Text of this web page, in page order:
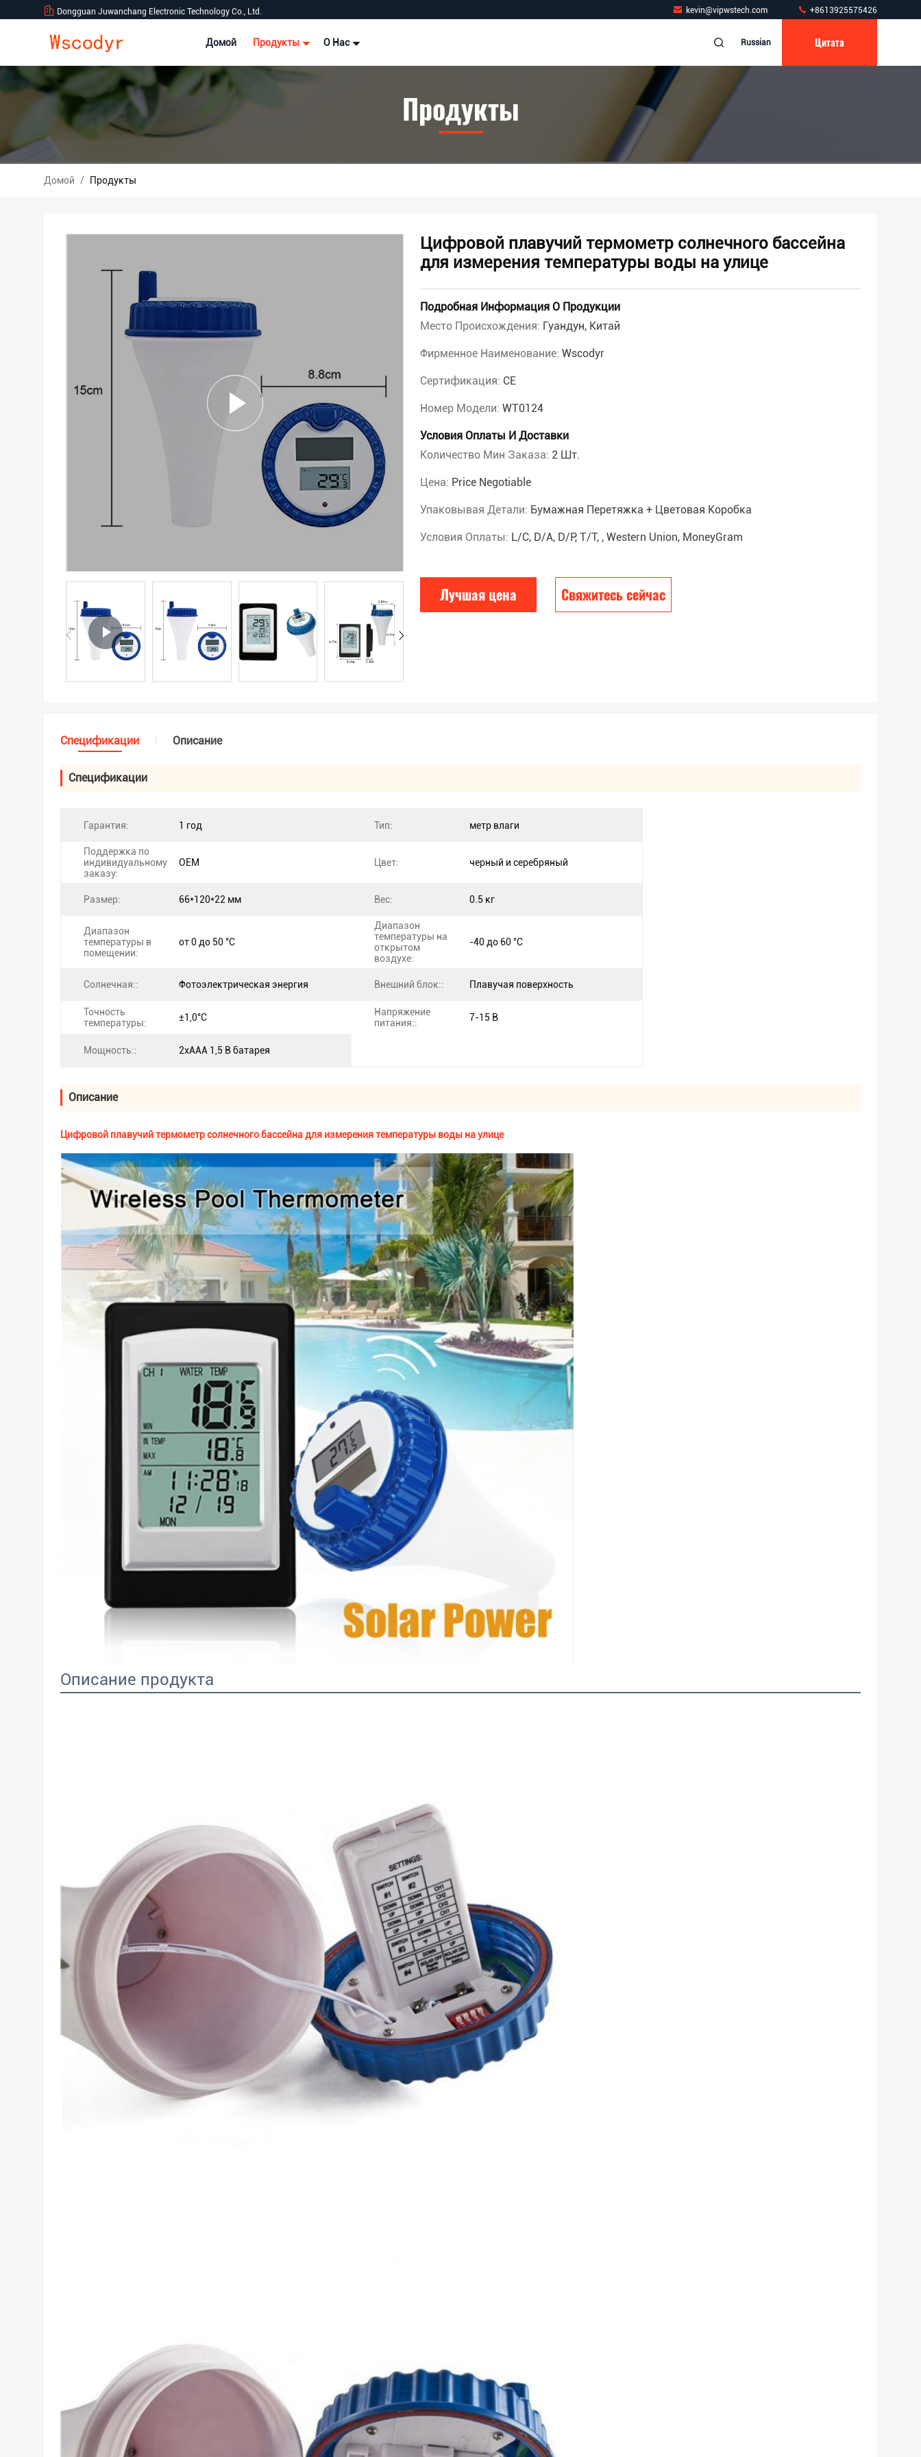
Dongguan Juwanchang Electronic Technology Co., Ltd. kevin@vipwstech.com +8613925575426
Домой Продукты О Нас Russian Цитата
Продукты
Домой / Продукты
Цифровой плавучий термометр солнечного бассейна
для измерения температуры воды на улице
Подробная Информация О Продукции
Место Происхождения: Гуандун, Китай
Фирменное Наименование: Wscodyr
Сертификация: CE
Номер Модели: WT0124
Условия Оплаты И Доставки
Количество Мин Заказа: 2 Шт.
Цена: Price Negotiable
Упаковывая Детали: Бумажная Перетяжка + Цветовая Коробка
Условия Оплаты: L/C, D/A, D/P, T/T, , Western Union, MoneyGram
Лучшая цена Свяжитесь сейчас
Спецификации Описание
Спецификации
Гарантия: 1 год Тип: метр влаги
Поддержка по
индивидуальному
заказу:
OEM Цвет: черный и серебряный
Размер: 66*120*22 мм Вес: 0.5 кг
Диапазон
температуры в
помещении:
от 0 до 50 °C
Диапазон
температуры на
открытом
воздухе:
-40 до 60 °C
Солнечная:: Фотоэлектрическая энергия Внешний блок:: Плавучая поверхность
Точность
температуры:
±1,0°C
Напряжение
питания::
7-15 В
Мощность:: 2xAAA 1,5 В батарея
Описание
Цифровой плавучий термометр солнечного бассейна для измерения температуры воды на улице
Описание продукта